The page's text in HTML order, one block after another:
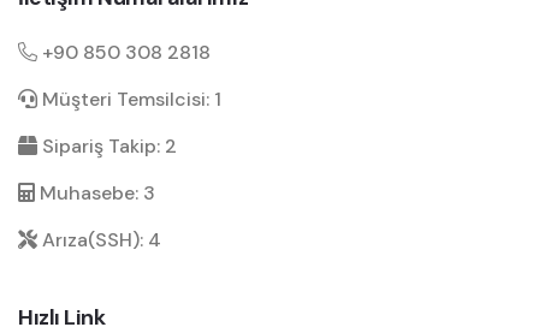
+90 850 308 2818
Müşteri Temsilcisi: 1
Sipariş Takip: 2
Muhasebe: 3
Arıza(SSH): 4
Hızlı Link